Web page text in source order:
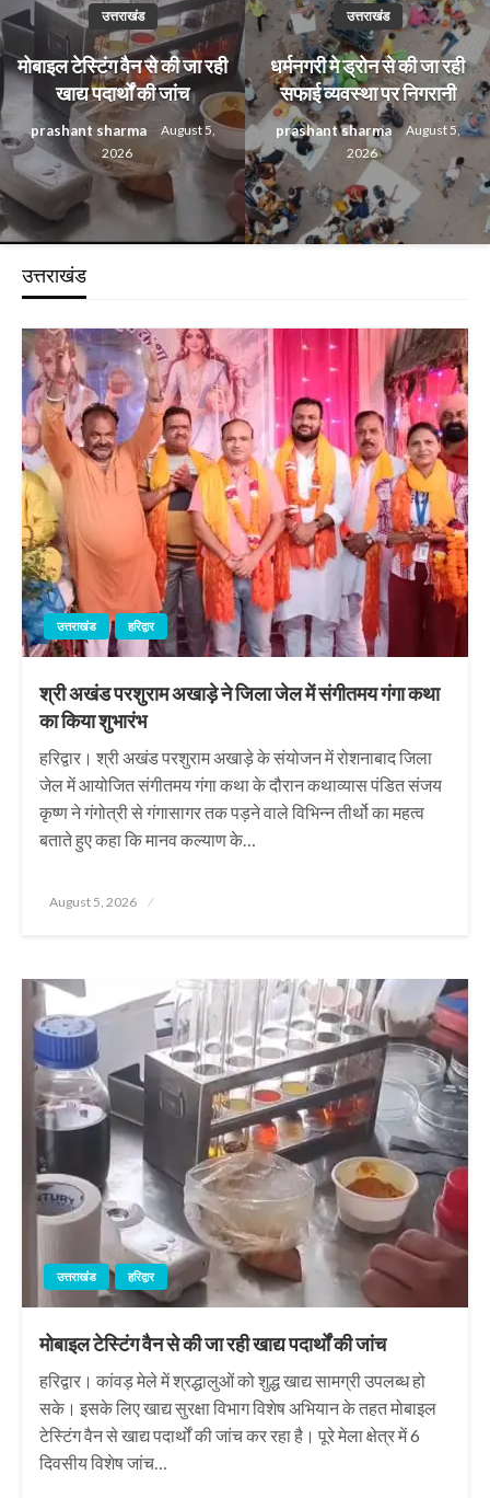
उत्तराखंड
मोबाइल टेस्टिंग वैन से की जा रही
खाद्य पदार्थों की जांच
prashant sharma
August 5,
2026
उत्तराखंड
धर्मनगरी मे ड्रोन से की जा रही
सफाई व्यवस्था पर निगरानी
prashant sharma
August 5,
2026
उत्तराखंड
उत्तराखंड हरिद्वार
श्री अखंड परशुराम अखाड़े ने जिला जेल में संगीतमय गंगा कथा
का किया शुभारंभ
हरिद्वार। श्री अखंड परशुराम अखाड़े के संयोजन में रोशनाबाद जिला
जेल में आयोजित संगीतमय गंगा कथा के दौरान कथाव्यास पंडित संजय
कृष्ण ने गंगोत्री से गंगासागर तक पड़ने वाले विभिन्न तीर्थो का महत्व
बताते हुए कहा कि मानव कल्याण के…
on
August 5, 2026
उत्तराखंड हरिद्वार
मोबाइल टेस्टिंग वैन से की जा रही खाद्य पदार्थों की जांच
हरिद्वार। कांवड़ मेले में श्रद्धालुओं को शुद्ध खाद्य सामग्री उपलब्ध हो
सके। इसके लिए खाद्य सुरक्षा विभाग विशेष अभियान के तहत मोबाइल
टेस्टिंग वैन से खाद्य पदार्थों की जांच कर रहा है। पूरे मेला क्षेत्र में 6
दिवसीय विशेष जांच…